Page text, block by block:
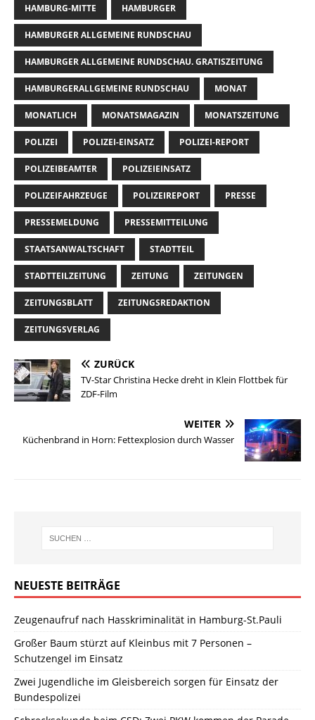
HAMBURG-MITTE HAMBURGER
HAMBURGER ALLGEMEINE RUNDSCHAU
HAMBURGER ALLGEMEINE RUNDSCHAU. GRATISZEITUNG
HAMBURGERALLGEMEINE RUNDSCHAU MONAT
MONATLICH MONATSMAGAZIN MONATSZEITUNG
POLIZEI POLIZEI-EINSATZ POLIZEI-REPORT
POLIZEIBEAMTER POLIZEIEINSATZ
POLIZEIFAHRZEUGE POLIZEIREPORT PRESSE
PRESSEMELDUNG PRESSEMITTEILUNG
STAATSANWALTSCHAFT STADTTEIL
STADTTEILZEITUNG ZEITUNG ZEITUNGEN
ZEITUNGSBLATT ZEITUNGSREDAKTION
ZEITUNGSVERLAG
ZURÜCK
TV-Star Christina Hecke dreht in Klein Flottbek für
ZDF-Film
WEITER
Küchenbrand in Horn: Fettexplosion durch Wasser
NEUESTE BEITRÄGE
Zeugenaufruf nach Hasskriminalität in Hamburg-St.Pauli
Großer Baum stürzt auf Kleinbus mit 7 Personen –
Schutzengel im Einsatz
Zwei Jugendliche im Gleisbereich sorgen für Einsatz der
Bundespolizei